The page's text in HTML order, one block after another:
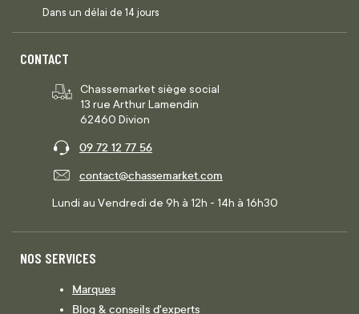
Dans un délai de 14 jours
CONTACT
Chassemarket siège social
13 rue Arthur Lamendin
62460 Divion
09 72 12 77 56
contact@chassemarket.com
Lundi au Vendredi de 9h à 12h - 14h à 16h30
NOS SERVICES
Marques
Blog & conseils d'experts